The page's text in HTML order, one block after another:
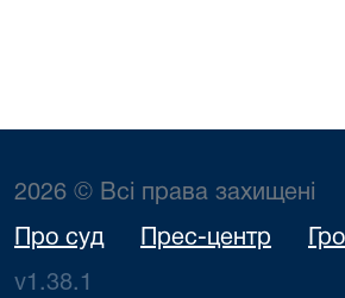
2026 © Всі права захищені
Про суд Прес-центр
v1.38.1